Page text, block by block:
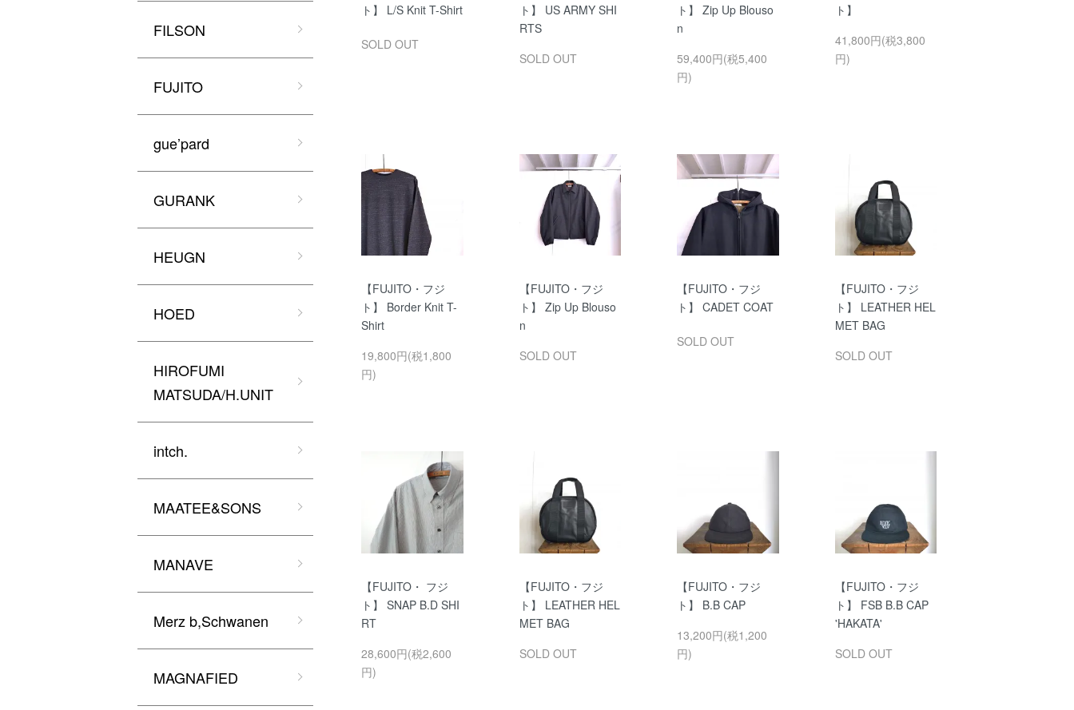
ト】 L/S Knit T-Shirt
SOLD OUT
ト】 US ARMY SHI
RTS
SOLD OUT
ト】 Zip Up Blouso
n
59,400円(税5,400
円)
ト】
41,800円(税3,800
円)
【FUJITO・フジ
ト】 Border Knit T-
Shirt
19,800円(税1,800
円)
【FUJITO・フジ
ト】 Zip Up Blouso
n
SOLD OUT
【FUJITO・フジ
ト】 CADET COAT
SOLD OUT
【FUJITO・フジ
ト】 LEATHER HEL
MET BAG
SOLD OUT
【FUJITO・ フジ
ト】 SNAP B.D SHI
RT
28,600円(税2,600
円)
【FUJITO・フジ
ト】 LEATHER HEL
MET BAG
SOLD OUT
【FUJITO・フジ
ト】 B.B CAP
13,200円(税1,200
円)
【FUJITO・フジ
ト】 FSB B.B CAP
'HAKATA'
SOLD OUT
FILSON
FUJITO
gue’pard
GURANK
HEUGN
HOED
HIROFUMI
MATSUDA/H.UNIT
intch.
MAATEE&SONS
MANAVE
Merz b,Schwanen
MAGNAFIED